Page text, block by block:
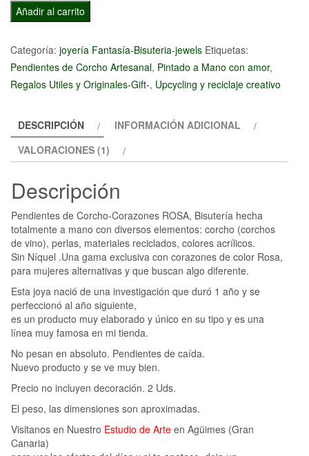
Pendientes
de
Corazones
cantidad
Añadir al carrito
Categoría: joyería Fantasía-Bisuteria-jewels Etiquetas:
Pendientes de Corcho Artesanal, Pintado a Mano con amor,
Regalos Utiles y Originales-Gift-, Upcycling y reciclaje creativo
DESCRIPCIÓN
INFORMACIÓN ADICIONAL
VALORACIONES (1)
Descripción
Pendientes de Corcho-Corazones ROSA, Bisutería hecha
totalmente a mano con diversos elementos: corcho (corchos
de vino), perlas, materiales reciclados, colores acrílicos.
Sin Níquel .Una gama exclusiva con corazones de color Rosa,
para mujeres alternativas y que buscan algo diferente.
Esta joya nació de una investigación que duró 1 año y se
perfeccionó al año siguiente,
es un producto muy elaborado y único en su tipo y es una
línea muy famosa en mi tienda.
No pesan en absoluto. Pendientes de caída.
Nuevo producto y se ve muy bien.
Precio no incluyen decoración. 2 Uds.
El peso, las dimensiones son aproximadas.
Visitanos en Nuestro Estudio de Arte en Agüimes (Gran
Canaria)